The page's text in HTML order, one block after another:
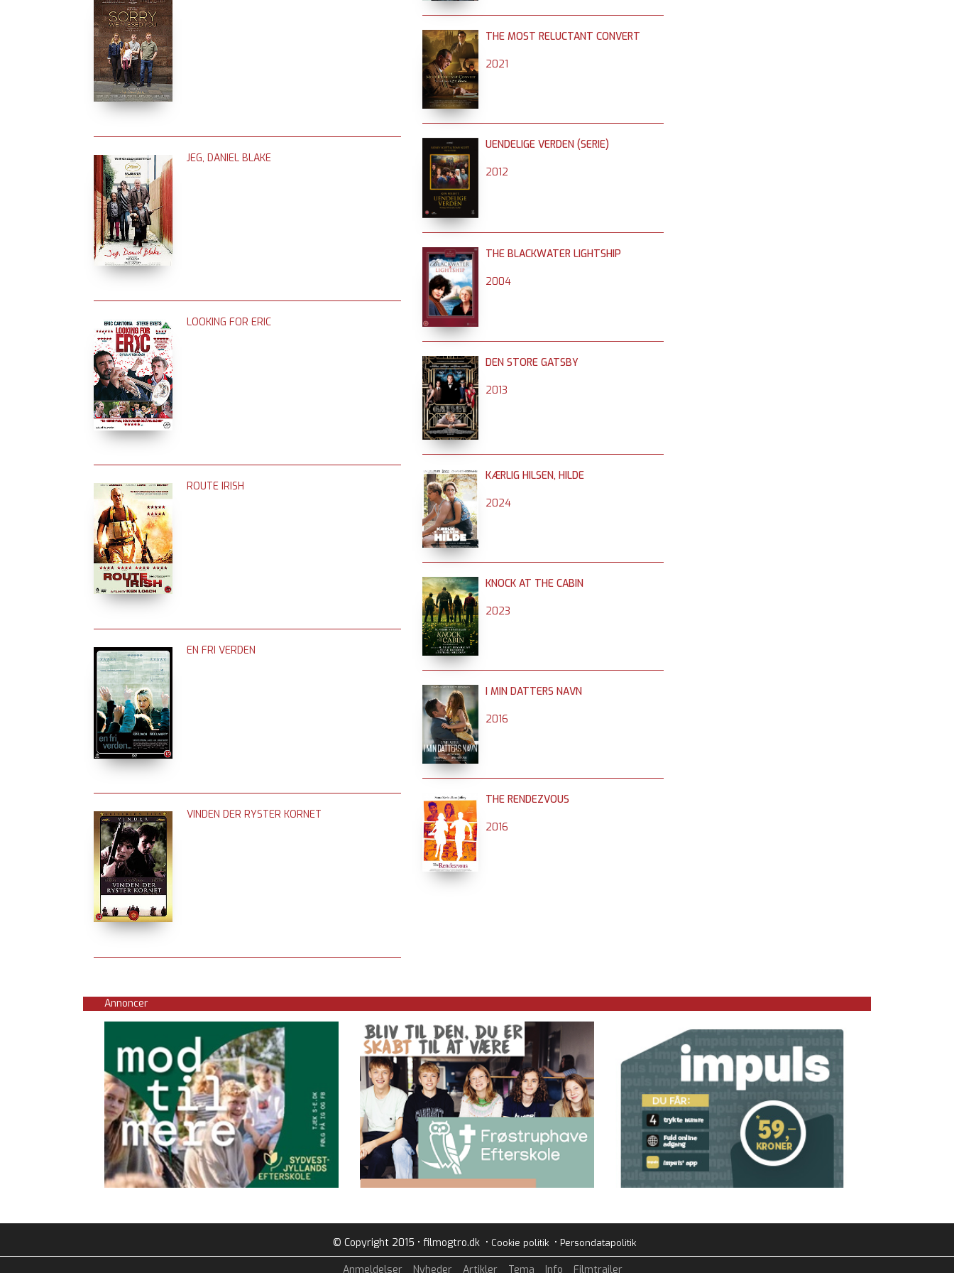
JEG, DANIEL BLAKE
LOOKING FOR ERIC
ROUTE IRISH
EN FRI VERDEN
VINDEN DER RYSTER KORNET
THE MOST RELUCTANT CONVERT
2021
UENDELIGE VERDEN (SERIE)
2012
THE BLACKWATER LIGHTSHIP
2004
DEN STORE GATSBY
2013
KÆRLIG HILSEN, HILDE
2024
KNOCK AT THE CABIN
2023
I MIN DATTERS NAVN
2016
THE RENDEZVOUS
2016
Annoncer
© Copyright 2015 • filmogtro.dk • Cookie politik• Persondatapolitik
Anmeldelser Nyheder Artikler Tema Info Filmtrailer